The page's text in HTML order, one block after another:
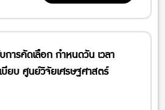
ารคัดเลือก กำหนดวัน เวลา
ยบ ศูนย์วิจัยเศรษฐศาสตร์